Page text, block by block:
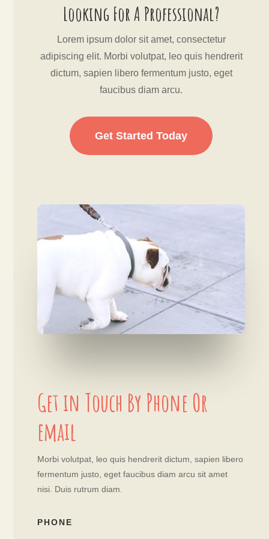
Looking For A Professional?
Lorem ipsum dolor sit amet, consectetur
adipiscing elit. Morbi volutpat, leo quis hendrerit
dictum, sapien libero fermentum justo, eget
faucibus diam arcu.
Get Started Today
Get in Touch By Phone Or
email
Morbi volutpat, leo quis hendrerit dictum, sapien libero
fermentum justo, eget faucibus diam arcu sit amet
nisi. Duis rutrum diam.
PHONE